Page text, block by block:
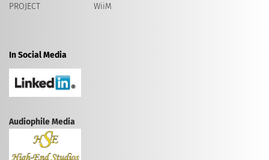
PROJECT
WiiM
In Social Media
Audiophile Media